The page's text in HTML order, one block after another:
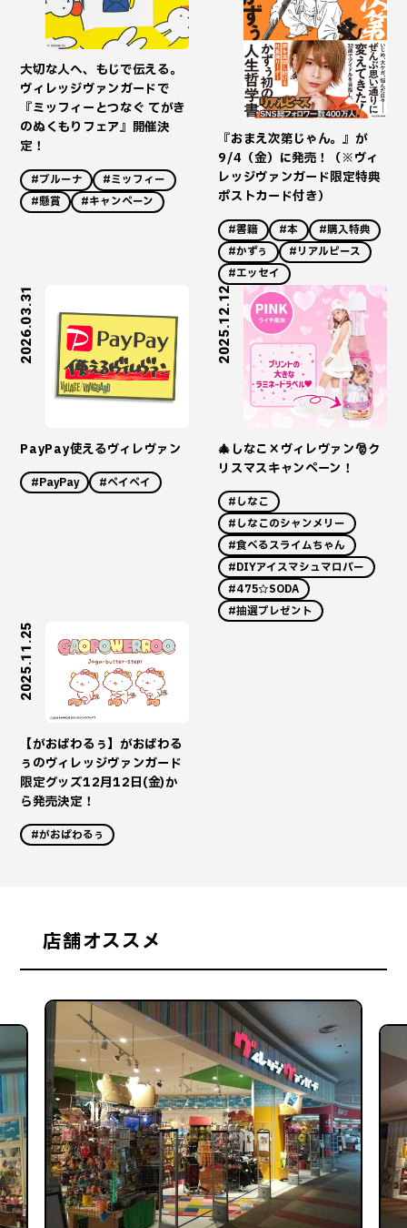
大切な人へ、もじで伝える。
ヴィレッジヴァンガードで
『ミッフィーとつなぐ てがき
のぬくもりフェア』開催決
定！
#ブルーナ
#ミッフィー
#懸賞
#キャンペーン
『おまえ次第じゃん。』が
9/4（金）に発売！（※ヴィ
レッジヴァンガード限定特典
ポストカード付き）
#書籍 #本
#購入特典
#かずぅ
#リアルピース
#エッセイ
2026.03.31
PayPay使えるヴィレヴァン
#PayPay #ペイペイ
2025.12.12
🎄しなこ×ヴィレヴァン🎅ク
リスマスキャンペーン！
#しなこ
#しなこのシャンメリー
#食べるスライムちゃん
#DIYアイスマシュマロバー
#475☆SODA
#抽選プレゼント
2025.11.25
【がおぱわるぅ】がおぱわる
ぅのヴィレッジヴァンガード
限定グッズ12月12日(金)か
ら発売決定！
#がおぱわるぅ
店舗オススメ